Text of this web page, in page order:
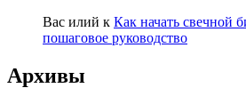
Вас илий к Как начать свечной
пошаговое руководство
Архивы